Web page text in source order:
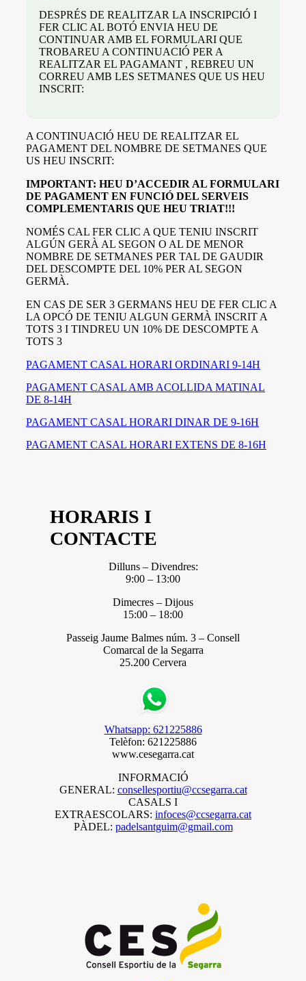
DESPRÉS DE REALITZAR LA INSCRIPCIÓ I
FER CLIC AL BOTÓ ENVIA HEU DE
CONTINUAR AMB EL FORMULARI QUE
TROBAREU A CONTINUACIÓ PER A
REALITZAR EL PAGAMANT , REBREU UN
CORREU AMB LES SETMANES QUE US HEU
INSCRIT:
A CONTINUACIÓ HEU DE REALITZAR EL
PAGAMENT DEL NOMBRE DE SETMANES QUE
US HEU INSCRIT:
IMPORTANT: HEU D’ACCEDIR AL FORMULARI
DE PAGAMENT EN FUNCIÓ DEL SERVEIS
COMPLEMENTARIS QUE HEU TRIAT!!!
NOMÉS CAL FER CLIC A QUE TENIU INSCRIT
ALGÚN GERÀ AL SEGON O AL DE MENOR
NOMBRE DE SETMANES PER TAL DE GAUDIR
DEL DESCOMPTE DEL 10% PER AL SEGON
GERMÀ.
EN CAS DE SER 3 GERMANS HEU DE FER CLIC A
LA OPCÓ DE TENIU ALGUN GERMÀ INSCRIT A
TOTS 3 I TINDREU UN 10% DE DESCOMPTE A
TOTS 3
PAGAMENT CASAL HORARI ORDINARI 9-14H
PAGAMENT CASAL AMB ACOLLIDA MATINAL
DE 8-14H
PAGAMENT CASAL HORARI DINAR DE 9-16H
PAGAMENT CASAL HORARI EXTENS DE 8-16H
HORARIS I
CONTACTE
Dilluns – Divendres:
9:00 – 13:00
Dimecres – Dijous
15:00 – 18:00
Passeig Jaume Balmes núm. 3 – Consell
Comarcal de la Segarra
25.200 Cervera
Whatsapp: 621225886
Telèfon: 621225886
www.cesegarra.cat
INFORMACIÓ
GENERAL: consellesportiu@ccsegarra.cat
CASALS I
EXTRAESCOLARS: infoces@ccsegarra.cat
PÀDEL: padelsantguim@gmail.com